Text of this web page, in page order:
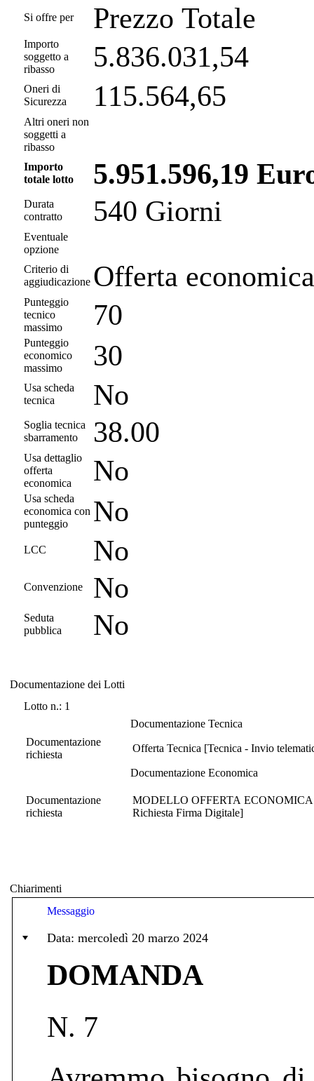
Si offre per Prezzo Totale
Importo
soggetto a
ribasso
5.836.031,54
Oneri di
Sicurezza
115.564,65
Altri oneri non
soggetti a
ribasso
Importo
totale lotto
5.951.596,19
Durata
contratto
540 Giorni
Eventuale
opzione
Criterio di
aggiudicazione Offerta
Punteggio
tecnico
massimo
70
Punteggio
economico
massimo
30
Usa scheda
tecnica
No
Soglia tecnica
sbarramento
38.00
Usa dettaglio
offerta
economica
No
Usa scheda
economica con
punteggio
No
LCC No
Convenzione No
Seduta
pubblica
No
Documentazione dei Lotti
Lotto n.: 1
Documentazione Tecnica
Documentazione
richiesta
Offerta Tecnica [Tecnica - Invio
Documentazione Economica
Documentazione
richiesta
MODELLO OFFERTA ECONOMICA
Richiesta Firma Digitale]
Chiarimenti
Messaggio
Data: mercoledì 20 marzo 2024
DOMANDA
N. 7